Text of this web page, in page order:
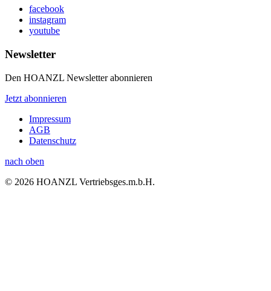
facebook
instagram
youtube
Newsletter
Den HOANZL Newsletter abonnieren
Jetzt abonnieren
Impressum
AGB
Datenschutz
nach oben
© 2026 HOANZL Vertriebsges.m.b.H.